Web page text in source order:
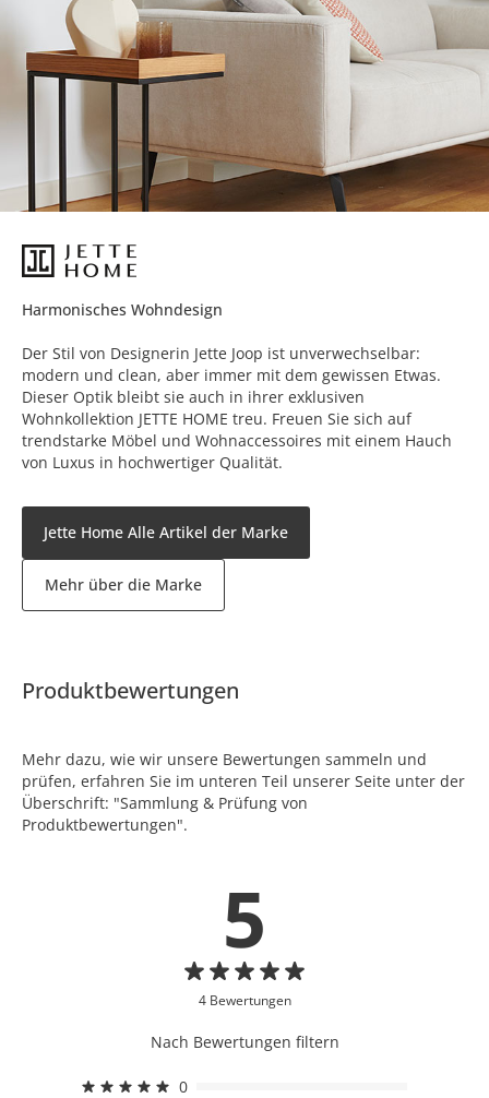
Harmonisches Wohndesign
Der Stil von Designerin Jette Joop ist unverwechselbar:
modern und clean, aber immer mit dem gewissen Etwas.
Dieser Optik bleibt sie auch in ihrer exklusiven
Wohnkollektion JETTE HOME treu. Freuen Sie sich auf
trendstarke Möbel und Wohnaccessoires mit einem Hauch
von Luxus in hochwertiger Qualität.
Jette Home Alle Artikel der Marke
Mehr über die Marke
Produktbewertungen
Mehr dazu, wie wir unsere Bewertungen sammeln und
prüfen, erfahren Sie im unteren Teil unserer Seite unter der
Überschrift: "Sammlung & Prüfung von
Produktbewertungen".
5
4 Bewertungen
Nach Bewertungen filtern
0